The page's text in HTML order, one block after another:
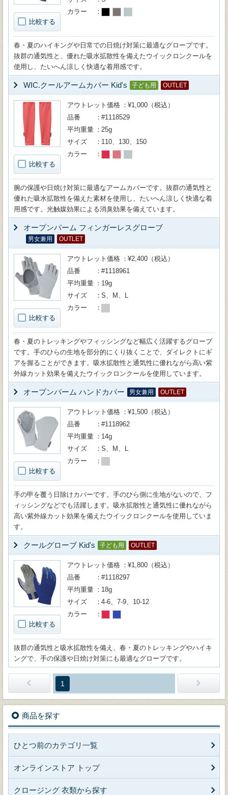
比較する
カラー
春・夏のハイキングや日常での日焼け対策に最適なグローブです。
抜群の通気性と、優れた吸水拡散性を備えたウイックロンクールを
使用し、たいへん涼しく快適な着用感です。
WIC.クールアームカバー Kid's 子ども用 OUTLET
比較する
アウトレット価格
¥1,000（税込）
品番
#1118529
平均重量
25g
サイズ
110、130、150
カラー
腕の保護や日焼け対策に最適なアームカバーです。抜群の通気性と
優れた吸水拡散性を備えた素材を使用し、たいへん涼しく快適な着
用感です。光触媒効果による消臭効果を備えています。
オープンパーム フィンガーレスグローブ
男女兼用 OUTLET
比較する
アウトレット価格
¥2,400（税込）
品番
#1118961
平均重量
19g
サイズ
S、M、L
カラー
春・夏のトレッキングやフィッシングなど幅広く活躍するグローブ
です。手のひらの生地を部分的にくり抜くことで、ダイレクトにギ
アを握ることができます。吸水拡散性と通気性に優れながら高い紫
外線カット効果を備えたウイックロンクールを使用しています。
オープンパーム ハンドカバー 男女兼用 OUTLET
比較する
アウトレット価格
¥1,500（税込）
品番
#1118962
平均重量
14g
サイズ
S、M、L
カラー
手の甲を覆う日除けカバーです。手のひら側に生地がないので、フ
ィッシングなどでも活躍します。吸水拡散性と通気性に優れながら
高い紫外線カット効果を備えたウイックロンクールを使用していま
す。
クールグローブ Kid's 子ども用 OUTLET
比較する
アウトレット価格
¥1,800（税込）
品番
#1118297
平均重量
18g
サイズ
4-6、7-9、10-12
カラー
抜群の通気性と吸水拡散性を備え、春・夏のトレッキングやハイキ
ングで、手の保護や日焼け対策にも最適なグローブです。
1
商品を探す
ひとつ前のカテゴリ一覧
オンラインストア トップ
クロージング 衣類から探す